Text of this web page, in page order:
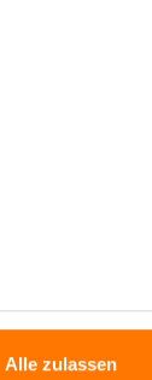
Alle zulassen
seiner Freizeit
auf.